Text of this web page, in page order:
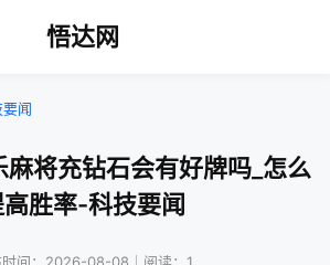
悟达网
闻
将充钻石会有好牌吗_怎么
胜率-科技要闻